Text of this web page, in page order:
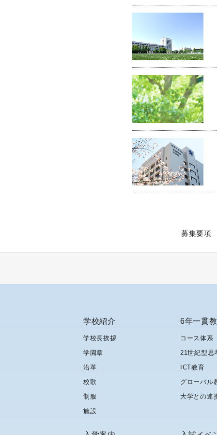
募集要項
学校紹介
学校長挨拶
学園章
沿革
校歌
制服
施設
6年一貫
コース体系
21世紀型思
ICT教育
グローバル
大学との連